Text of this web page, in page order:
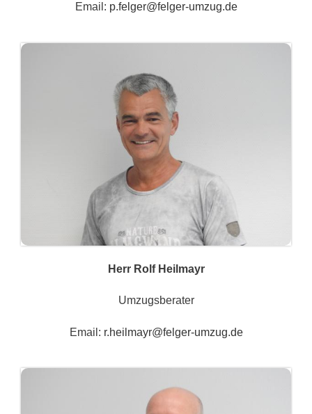
Email: p.felger@felger-umzug.de
Herr Rolf Heilmayr
Umzugsberater
Email: r.heilmayr@felger-umzug.de